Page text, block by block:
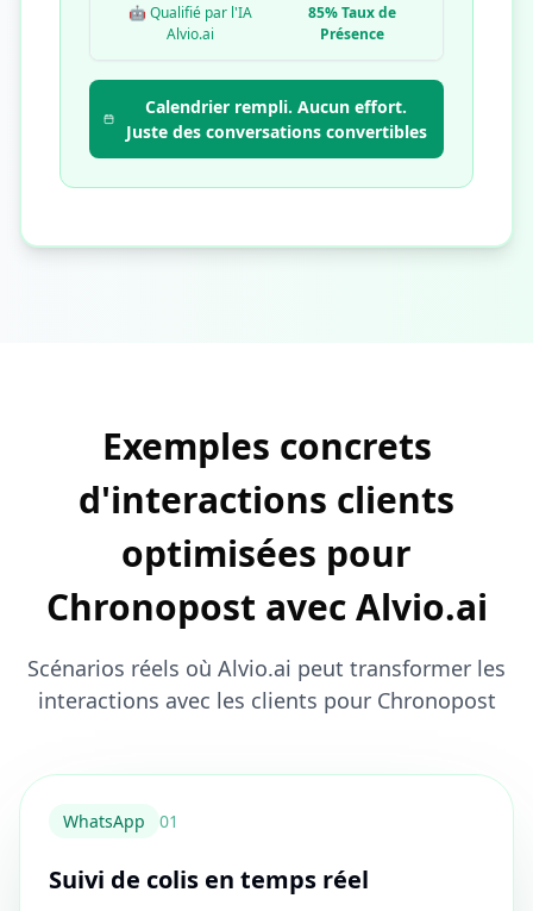
🤖 Qualifié par l'IA
Alvio.ai
85% Taux de
Présence
Calendrier rempli. Aucun effort.
Juste des conversations convertibles
Exemples concrets
d'interactions clients
optimisées pour
Chronopost avec Alvio.ai
Scénarios réels où Alvio.ai peut transformer les
interactions avec les clients pour Chronopost
WhatsApp 01
Suivi de colis en temps réel